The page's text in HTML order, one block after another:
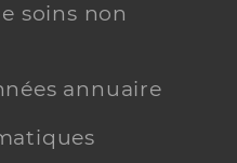
soins non
annuaire